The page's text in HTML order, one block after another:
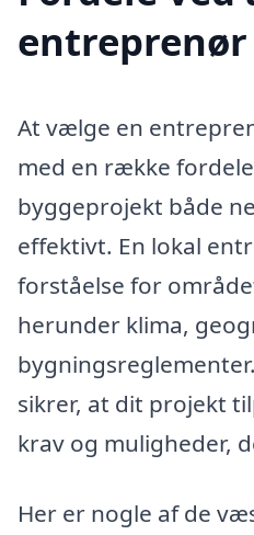
At vælge en
med en række
byggeprojekt både
effektivt. En lokal
forståelse for
herunder klima,
sikrer, at dit projekt
krav og muligheder,
Her er nogle af de